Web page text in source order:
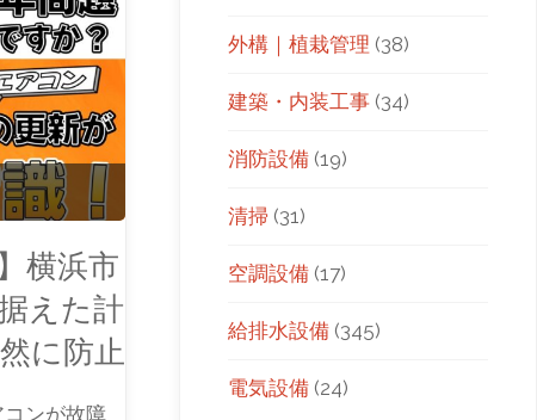
横浜市
えた計
に防止
ンが故障
外構｜植栽管理 (38)
建築・内装工事 (34)
消防設備 (19)
清掃 (31)
空調設備 (17)
給排水設備 (345)
電気設備 (24)